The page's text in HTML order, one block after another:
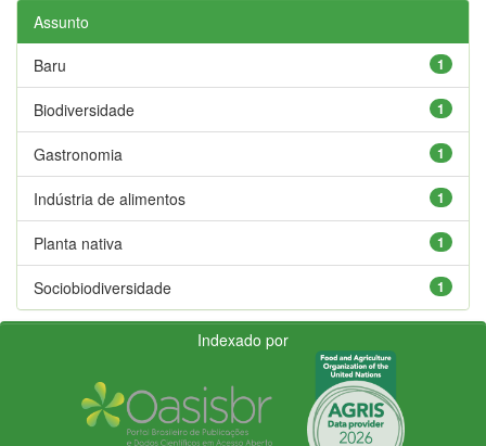
Assunto
1
Baru
1
Biodiversidade
1
Gastronomia
1
Indústria de alimentos
1
Planta nativa
1
Sociobiodiversidade
Indexado por